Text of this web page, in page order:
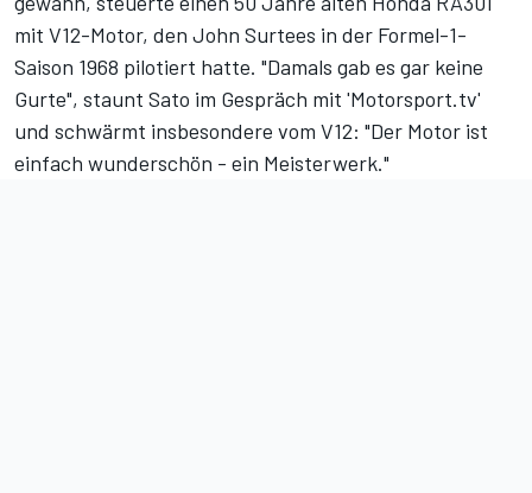
mit V12-Motor, den John Surtees in der Formel-1-
Saison 1968 pilotiert hatte. "Damals gab es gar keine
Gurte", staunt Sato im Gespräch mit 'Motorsport.tv'
und schwärmt insbesondere vom V12: "Der Motor ist
einfach wunderschön - ein Meisterwerk."